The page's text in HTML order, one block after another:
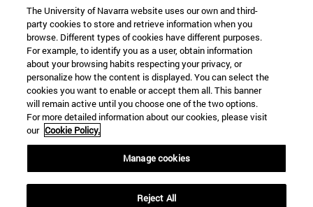
Información
TFNO +34 948 42 56 00
¿QUÉ GRADO TE INTERESA?
¿QUÉ MÁSTER TE INTERESA?
© Universidad de Navarra
Información legal
Accesibilidad
Configuración de cookies
The University of Navarra website uses our own and third-
party cookies to store and retrieve information when you
browse. Different types of cookies have different purposes.
For example, to identify you as a user, obtain information
about your browsing habits respecting your privacy, or
personalize how the content is displayed. You can select the
cookies you want to enable or accept them all. This banner
will remain active until you choose one of the two options.
For more detailed information about our cookies, please visit
our Cookie Policy.
Manage cookies
Reject All